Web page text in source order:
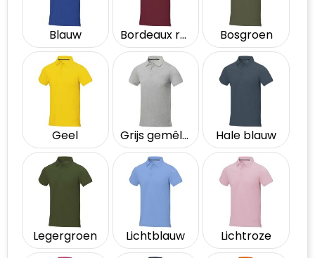
Blauw Bordeaux rood Bosgroen
Geel Grijs gemêleerd Hale blauw
Legergroen Lichtblauw Lichtroze